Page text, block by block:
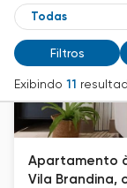
Filtros
Exibindo 11
Apartamento
Vila Brandina,